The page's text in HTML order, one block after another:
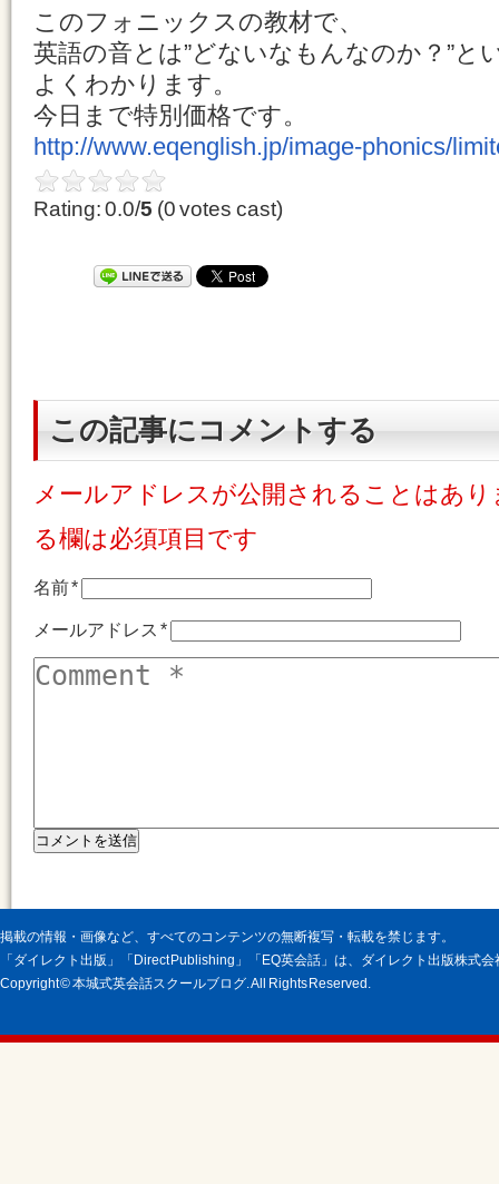
このフォニックスの教材で、
英語の音とは”どないなもんなのか？”と
よくわかります。
今日まで特別価格です。
http://www.eqenglish.jp/image-phonics/
Rating: 0.0/5 (0 votes cast)
この記事にコメントする
メールアドレスが公開されることはあ
る欄は必須項目です
名前*
メールアドレス*
掲載の情報・画像など、すべてのコンテンツの無断複写・転載を禁じます。
「ダイレクト出版」「Direct Publishing」「EQ英会話」は、ダイレクト出版株式
Copyright © 本城式英会話スクールブログ. All Rights Reserved.